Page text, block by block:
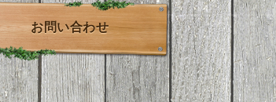
お問い合わせ